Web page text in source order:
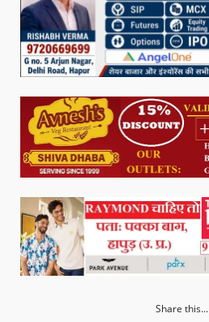
Share this...